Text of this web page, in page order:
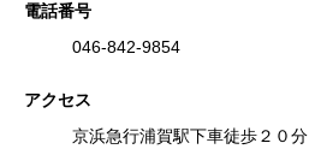
電話番号
046-842-9854
アクセス
京浜急行浦賀駅下車徒歩２０分